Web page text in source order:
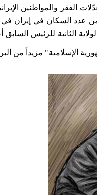
الفقر والمواطنين
عند العام 2005 م، ذكرت أن معدّلات الفقر في إيران تصل إلى حوالي
الثانية للرئيس السابق
الإسلامية" مزيداً من